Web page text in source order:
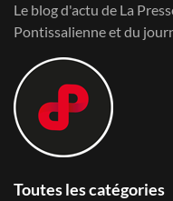
Le blog d'actu de La
Pontissalienne et du
Toutes les catégories